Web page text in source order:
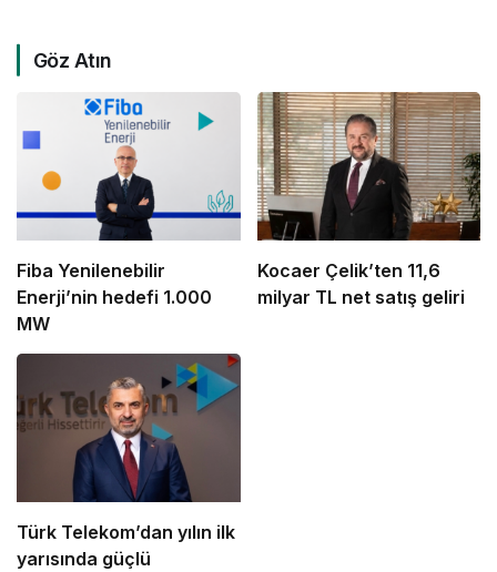
Göz Atın
Fiba Yenilenebilir
Enerji’nin hedefi 1.000
MW
Kocaer Çelik’ten 11,6
milyar TL net satış geliri
Türk Telekom’dan yılın ilk
yarısında güçlü